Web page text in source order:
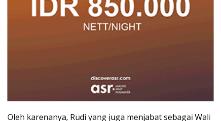
Oleh karenanya, Rudi yang juga menjabat sebagai Wali